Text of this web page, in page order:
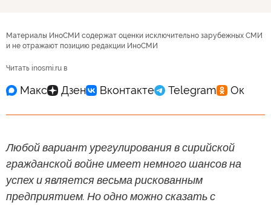
Материалы ИноСМИ содержат оценки исключительно зарубежных СМИ
и не отражают позицию редакции ИноСМИ
Читать inosmi.ru в
Любой вариант урегулирования в сирийской
гражданской войне имеет немного шансов на
успех и является весьма рискованным
предприятием. Но одно можно сказать с